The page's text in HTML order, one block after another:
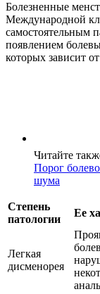
Болезненные
Международной
самостоятельным
появлением
которых зависит
Читайте
Порог
шума
Степень
патологии
Ее
Легкая
дисменорея